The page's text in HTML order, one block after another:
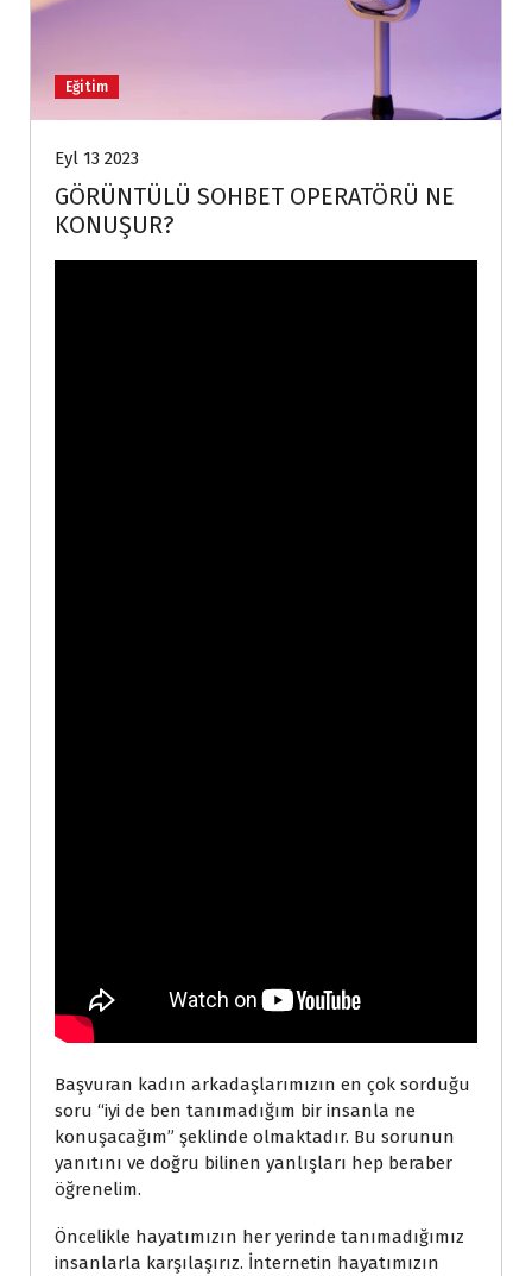
Eğitim
Eyl 13 2023
GÖRÜNTÜLÜ SOHBET OPERATÖRÜ NE
KONUŞUR?
Başvuran kadın arkadaşlarımızın en çok sorduğu
soru “iyi de ben tanımadığım bir insanla ne
konuşacağım” şeklinde olmaktadır. Bu sorunun
yanıtını ve doğru bilinen yanlışları hep beraber
öğrenelim.
Öncelikle hayatımızın her yerinde tanımadığımız
insanlarla karşılaşırız. İnternetin hayatımızın